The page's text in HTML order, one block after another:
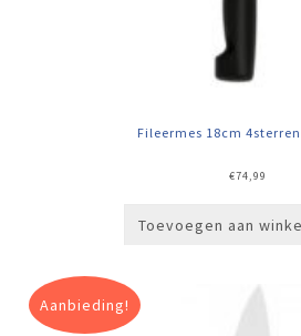
Fileermes 18cm
€74,99
Toevoegen aan
Aanbieding!